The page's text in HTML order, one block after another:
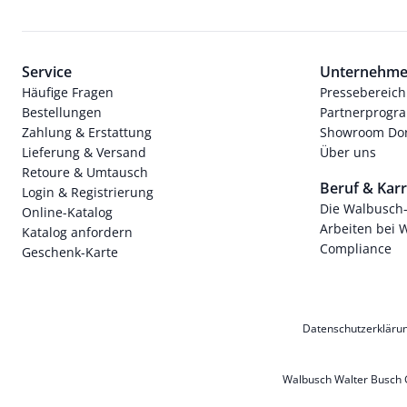
Service
Häufige Fragen
Bestellungen
Zahlung & Erstattung
Lieferung & Versand
Retoure & Umtausch
Login & Registrierung
Online-Katalog
Katalog anfordern
Geschenk-Karte
Pressebereich
Showroom
Über uns
Beruf &
Die
Arbeiten bei
Compliance
Walbusch Walter